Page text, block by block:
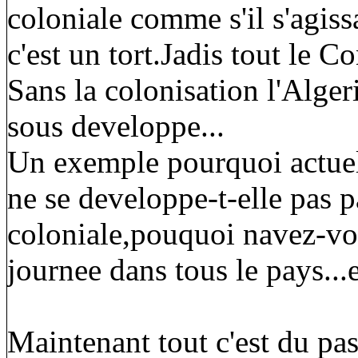
coloniale comme s'il
c'est un tort.Jadis tout le
Sans la colonisation
sous developpe...
Un exemple pourquoi
ne se developpe-t-elle pas
coloniale,pouquoi navez-
journee dans tous le
Maintenant tout c'est du